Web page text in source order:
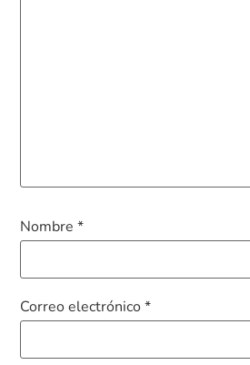
Nombre*
Correo electrónico*